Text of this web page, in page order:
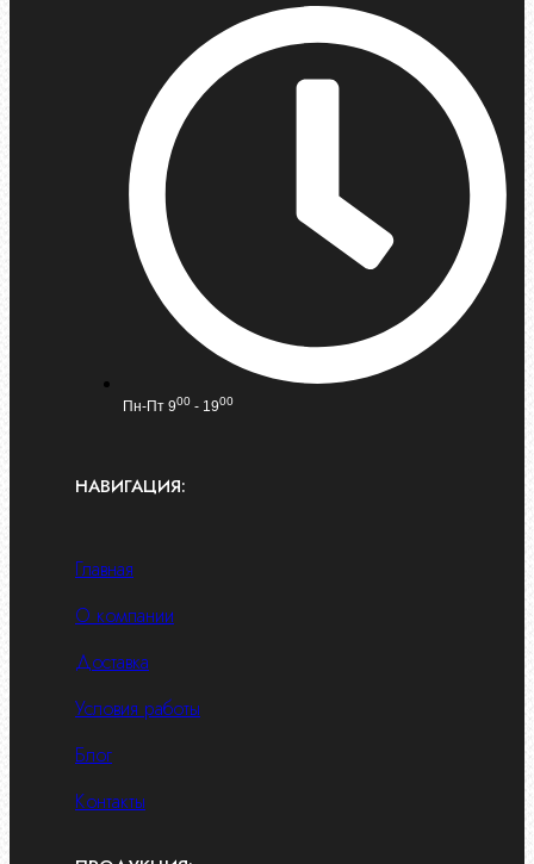
Пн-Пт 900 - 1900
НАВИГАЦИЯ:
Главная
О компании
Доставка
Условия работы
Блог
Контакты